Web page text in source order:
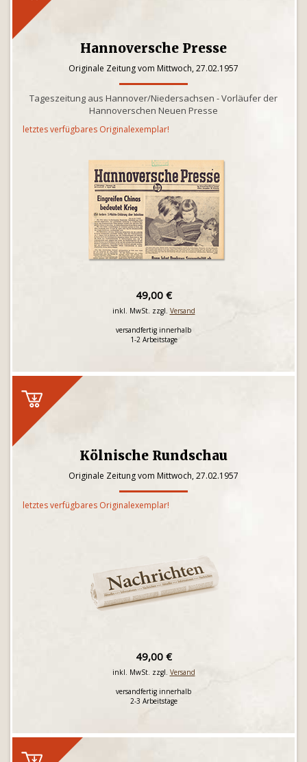
Hannoversche Presse
Originale Zeitung vom Mittwoch, 27.02.1957
Tageszeitung aus Hannover/Niedersachsen - Vorläufer der
Hannoverschen Neuen Presse
letztes verfügbares Originalexemplar!
49,00 €
inkl. MwSt. zzgl. Versand
versandfertig innerhalb
1-2 Arbeitstage
Kölnische Rundschau
Originale Zeitung vom Mittwoch, 27.02.1957
letztes verfügbares Originalexemplar!
49,00 €
inkl. MwSt. zzgl. Versand
versandfertig innerhalb
2-3 Arbeitstage